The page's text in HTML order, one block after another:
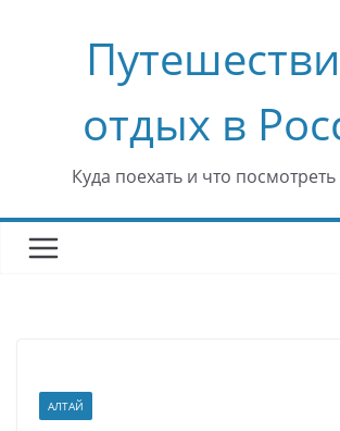
содержимому
отдых в
Куда поехать и что
АЛТАЙ